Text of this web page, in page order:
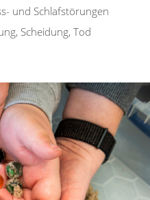
und Schlafstörungen
Scheidung, Tod